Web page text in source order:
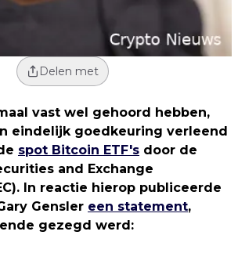
Delen met
vast wel gehoord hebben,
eindelijk goedkeuring verleend
spot Bitcoin ETF's door de
and Exchange
In reactie hierop publiceerde
Gensler een statement,
gezegd werd: